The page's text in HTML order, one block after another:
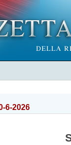
6-2026